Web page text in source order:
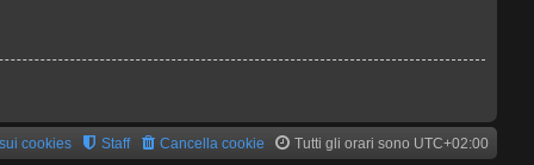
Tutti gli orari sono UTC+02:00
Cancella cookie
Staff
cookies